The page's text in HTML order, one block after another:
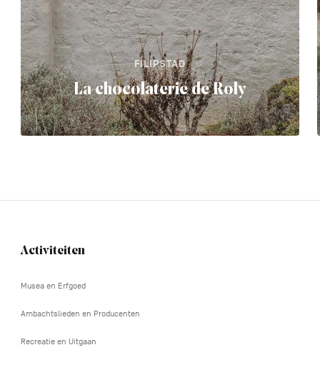
FILIPSTAD
La chocolaterie de Roly
Navigation
Activiteiten
Musea en Erfgoed
Ambachtslieden en Producenten
Recreatie en Uitgaan